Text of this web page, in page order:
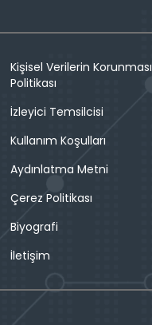
Kişisel Verilerin Korunması
Politikası
İzleyici Temsilcisi
Kullanım Koşulları
Aydınlatma Metni
Çerez Politikası
Biyografi
İletişim